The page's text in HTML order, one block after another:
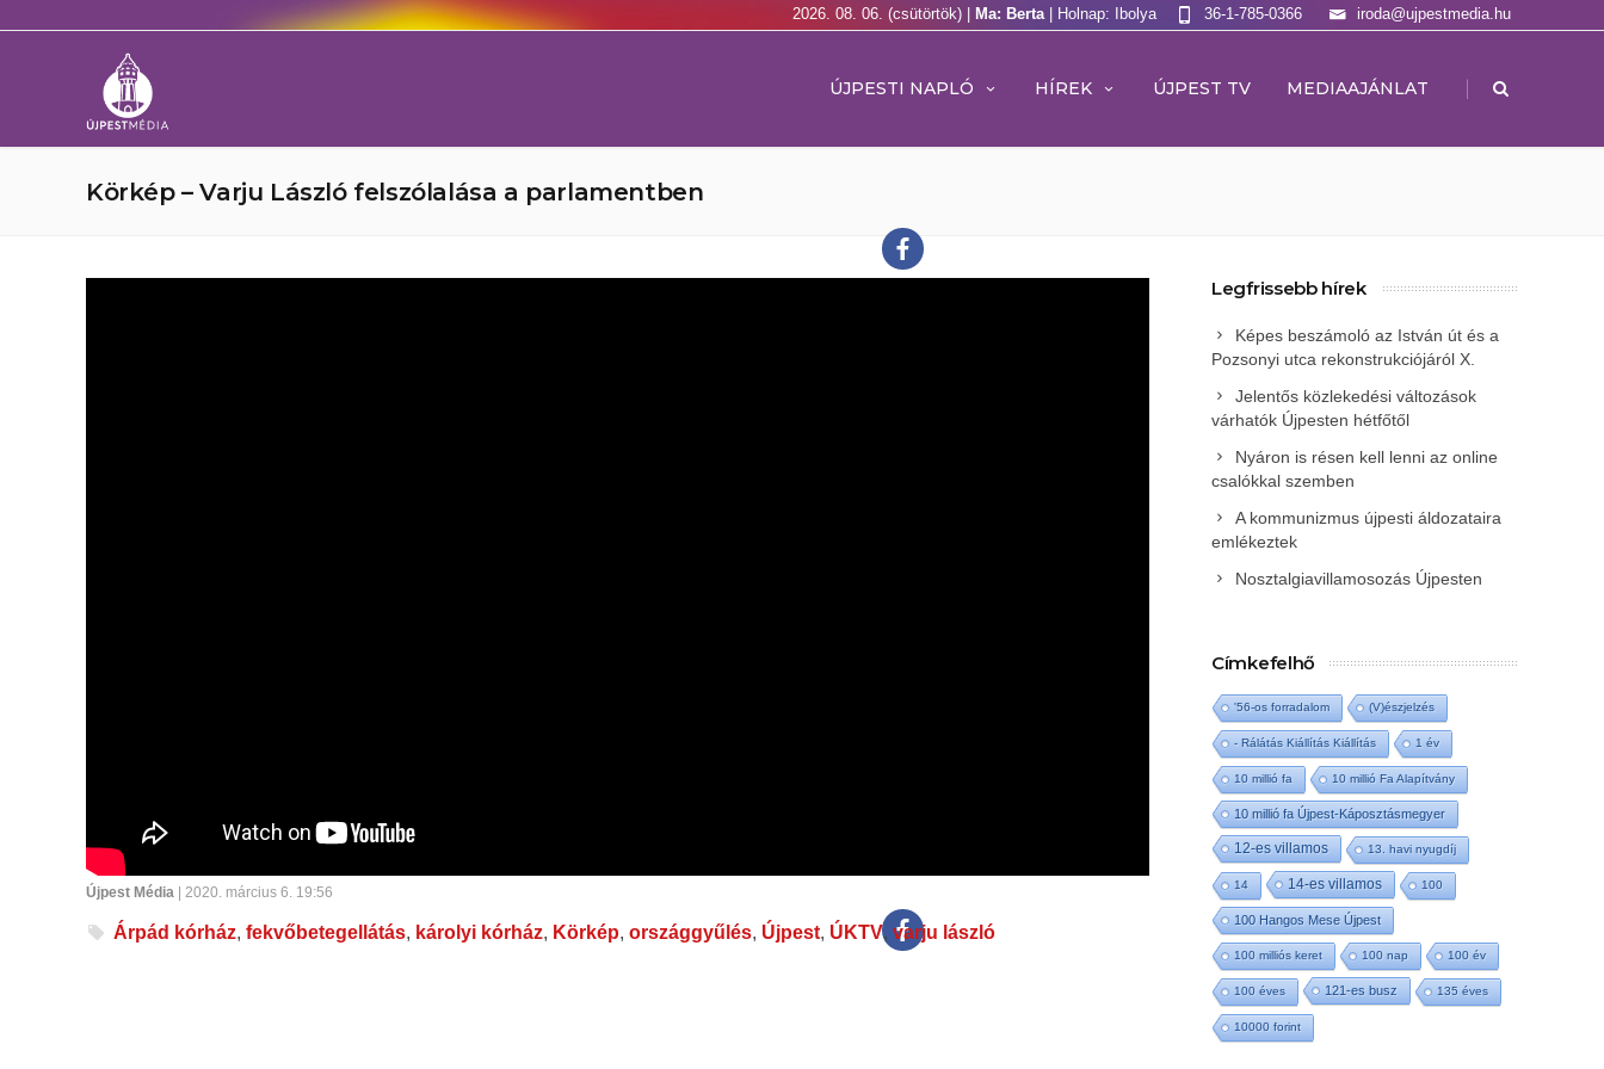
2026. 08. 06. (csütörtök) | Ma: Berta | Holnap: Ibolya iroda@ujpestmedia.hu
36-1-785-0366
ÚJPESTI NAPLÓ HÍREK ÚJPEST TV MEDIAAJÁNLAT |
Körkép – Varju László felszólalása a parlamentben
Újpest Média | 2020. március 6. 19:56
Árpád kórház, fekvőbetegellátás, károlyi kórház, Körkép, országgyűlés, Újpest, ÚKTV, varju lászló
Legfrissebb hírek
Képes beszámoló az István út és a
Pozsonyi utca rekonstrukciójáról X.
Jelentős közlekedési változások
várhatók Újpesten hétfőtől
Nyáron is résen kell lenni az online
csalókkal szemben
A kommunizmus újpesti áldozataira
emlékeztek
Nosztalgiavillamosozás Újpesten
Címkefelhő
'56-os forradalom (V)észjelzés
- Rálátás Kiállítás Kiállítás 1 év
10 millió fa 10 millió Fa Alapítvány
10 millió fa Újpest-Káposztásmegyer
12-es villamos 13. havi nyugdíj
14 14-es villamos 100
100 Hangos Mese Újpest
100 milliós keret 100 nap 100 év
100 éves 121-es busz 135 éves
10000 forint